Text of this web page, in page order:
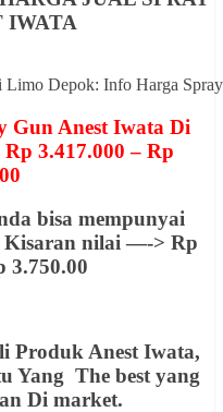
IWATA
Limo Depok: Info Harga
Gun Anest Iwata Di
3.417.000 – Rp
bisa mempunyai
Kisaran nilai —-> Rp
3.750.00
Produk Anest Iwata,
Yang The best yang
Di market.